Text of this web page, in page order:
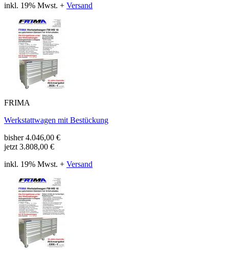
inkl. 19% Mwst. + Versand
FRIMA
Werkstattwagen mit Bestückung
bisher4.046,00 €
jetzt 3.808,00 €
inkl. 19% Mwst. + Versand